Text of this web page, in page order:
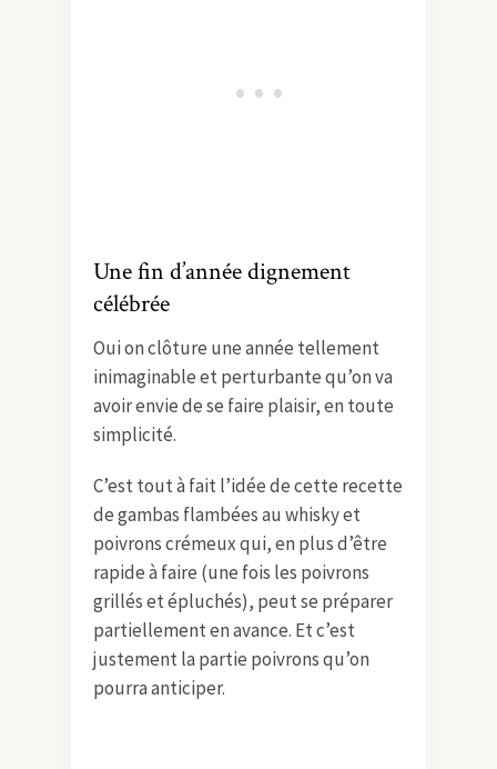
Une fin d’année dignement
célébrée
Oui on clôture une année tellement
inimaginable et perturbante qu’on va
avoir envie de se faire plaisir, en toute
simplicité.
C’est tout à fait l’idée de cette recette
de gambas flambées au whisky et
poivrons crémeux qui, en plus d’être
rapide à faire (une fois les poivrons
grillés et épluchés), peut se préparer
partiellement en avance. Et c’est
justement la partie poivrons qu’on
pourra anticiper.